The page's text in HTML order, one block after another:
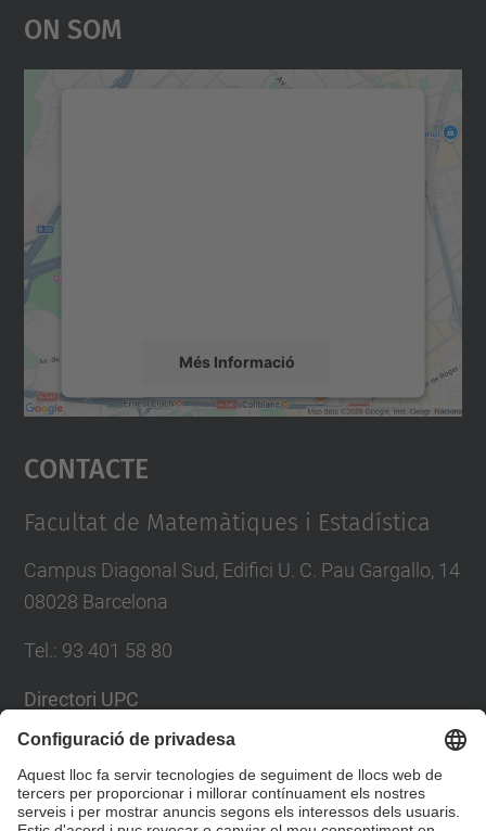
On Som
Més Informació
Accepta
powered by
Contacte
Facultat de Matemàtiques i Estadística
Campus Diagonal Sud, Edifici U. C. Pau Gargallo, 14
08028 Barcelona
Tel. : 93 401 58 80
Directori UPC
Formulari de contacte
Llista Xarxes Socials